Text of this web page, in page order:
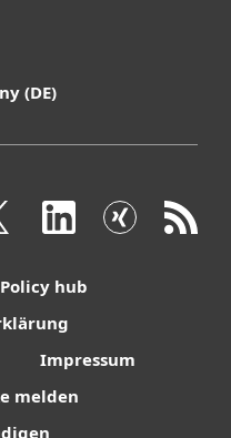
(DE)
Policy hub
Impressum
melden